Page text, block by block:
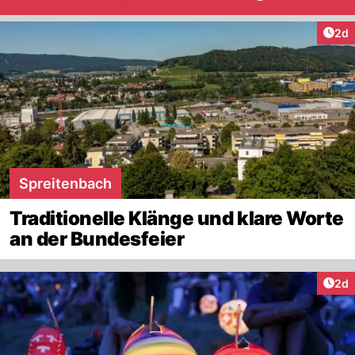
2d
Spreitenbach
Traditionelle Klänge und klare Worte
an der Bundesfeier
2d